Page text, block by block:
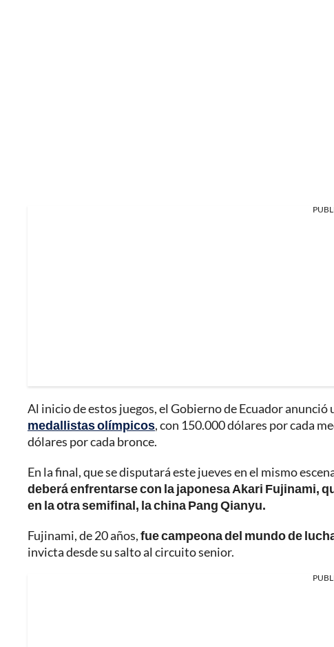
Al inicio de estos juegos, el Gobierno de Ecuador
medallistas olímpicos, con 150.000 dólares por cada
dólares por cada bronce.
En la final, que se disputará este jueves en el mismo
deberá enfrentarse con la japonesa Akari Fujinami,
en la otra semifinal, la china Pang Qianyu.
Fujinami, de 20 años,fue campeona del mundo de
invicta desde su salto al circuito senior.